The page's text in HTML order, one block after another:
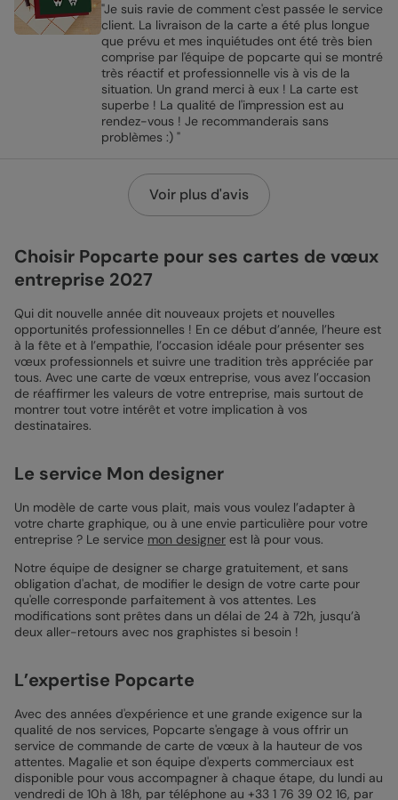
"Je suis ravie de comment c'est passée le service
client. La livraison de la carte a été plus longue
que prévu et mes inquiétudes ont été très bien
comprise par l'équipe de popcarte qui se montré
très réactif et professionnelle vis à vis de la
situation. Un grand merci à eux ! La carte est
superbe ! La qualité de l'impression est au
rendez-vous ! Je recommanderais sans
problèmes :) "
Voir plus d'avis
Choisir Popcarte pour ses cartes de vœux
entreprise 2027
Qui dit nouvelle année dit nouveaux projets et nouvelles
opportunités professionnelles ! En ce début d’année, l’heure est
à la fête et à l’empathie, l’occasion idéale pour présenter ses
vœux professionnels et suivre une tradition très appréciée par
tous. Avec une carte de vœux entreprise, vous avez l’occasion
de réaffirmer les valeurs de votre entreprise, mais surtout de
montrer tout votre intérêt et votre implication à vos
destinataires.
Le service Mon designer
Un modèle de carte vous plait, mais vous voulez l’adapter à
votre charte graphique, ou à une envie particulière pour votre
entreprise ? Le service mon designer est là pour vous.
Notre équipe de designer se charge gratuitement, et sans
obligation d'achat, de modifier le design de votre carte pour
qu'elle corresponde parfaitement à vos attentes. Les
modifications sont prêtes dans un délai de 24 à 72h, jusqu’à
deux aller-retours avec nos graphistes si besoin !
L’expertise Popcarte
Avec des années d'expérience et une grande exigence sur la
qualité de nos services, Popcarte s'engage à vous offrir un
service de commande de carte de vœux à la hauteur de vos
attentes. Magalie et son équipe d'experts commerciaux est
disponible pour vous accompagner à chaque étape, du lundi au
vendredi de 10h à 18h, par téléphone au +33 1 76 39 02 16, par